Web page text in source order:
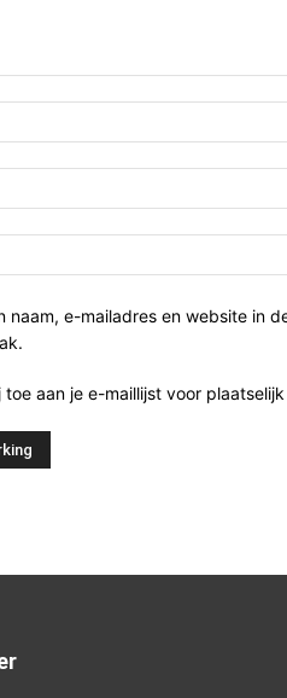
naam, e-mailadres en website in
aan je e-maillijst voor